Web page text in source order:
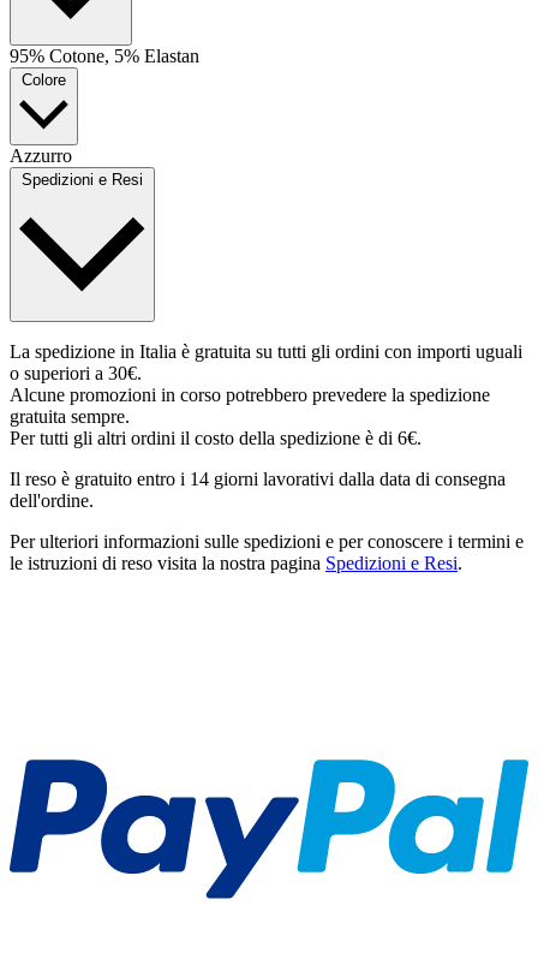
95% Cotone, 5% Elastan
Colore
Azzurro
Spedizioni e Resi
La spedizione in Italia è gratuita su tutti gli ordini con importi uguali
o superiori a 30€.
Alcune promozioni in corso potrebbero prevedere la spedizione
gratuita sempre.
Per tutti gli altri ordini il costo della spedizione è di 6€.
Il reso è gratuito entro i 14 giorni lavorativi dalla data di consegna
dell'ordine.
Per ulteriori informazioni sulle spedizioni e per conoscere i termini e
le istruzioni di reso visita la nostra pagina Spedizioni e Resi.